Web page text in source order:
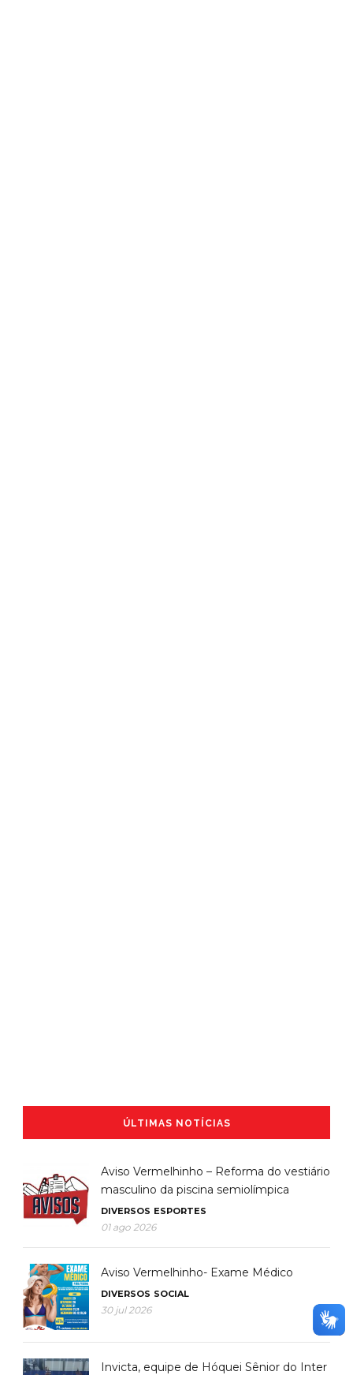
ÚLTIMAS NOTÍCIAS
Aviso Vermelhinho – Reforma do vestiário
masculino da piscina semiolímpica
DIVERSOS ESPORTES
01 ago 2026
Aviso Vermelhinho- Exame Médico
DIVERSOS SOCIAL
30 jul 2026
Invicta, equipe de Hóquei Sênior do Inter